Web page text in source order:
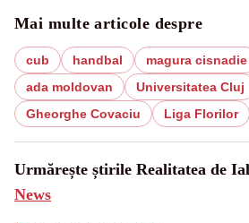
Mai multe articole despre
cub handbal magura cisnadie
ada moldovan
Universitatea Cluj
Gheorghe Covaciu
Liga Florilor
Urmărește știrile Realitatea de
News